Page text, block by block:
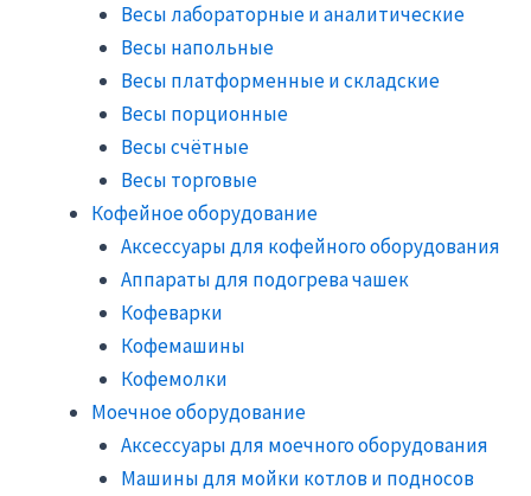
Весы лабораторные и аналитические
Весы напольные
Весы платформенные и складские
Весы порционные
Весы счётные
Весы торговые
Кофейное оборудование
Аксессуары для кофейного оборудования
Аппараты для подогрева чашек
Кофеварки
Кофемашины
Кофемолки
Моечное оборудование
Аксессуары для моечного оборудования
Машины для мойки котлов и подносов